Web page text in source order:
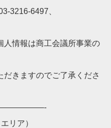
3216-6497、
情報は商工会議所事業の
きますのでご了承くださ
リア）